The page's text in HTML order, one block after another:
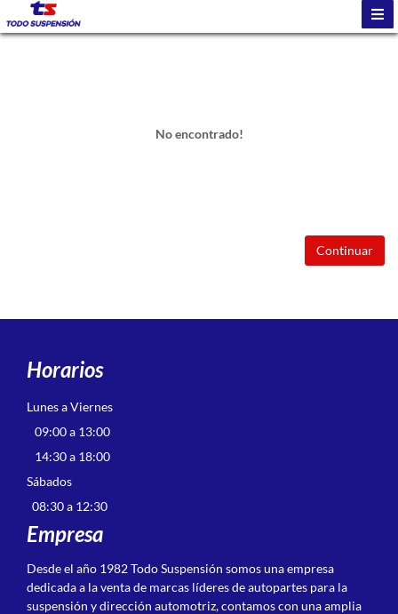
No encontrado!
Continuar
Horarios
Lunes a Viernes
09:00 a 13:00
14:30 a 18:00
Sábados
08:30 a 12:30
Empresa
Desde el año 1982 Todo Suspensión somos una empresa
dedicada a la venta de marcas líderes de autopartes para la
suspensión y dirección automotriz, contamos con una amplia